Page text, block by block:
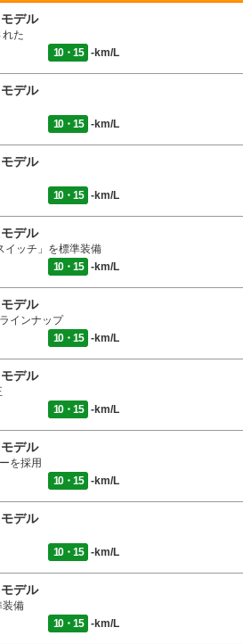
デル
た
10・15 -km/L
デル
10・15 -km/L
デル
10・15 -km/L
デル
イッチ」を標準装備
10・15 -km/L
デル
インナップ
10・15 -km/L
デル
10・15 -km/L
デル
を採用
10・15 -km/L
デル
10・15 -km/L
デル
装備
10・15 -km/L